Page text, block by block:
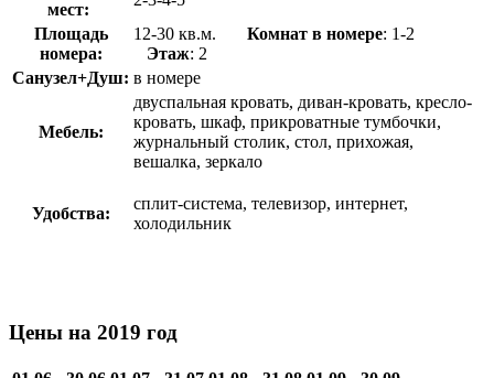
мест:
Площадь
номера:
12-30 кв.м. Комнат в номере: 1-2
Этаж: 2
Санузел+Душ: в номере
Мебель:
двуспальная кровать, диван-кровать, кресло-
кровать, шкаф, прикроватные тумбочки,
журнальный столик, стол, прихожая,
вешалка, зеркало
Удобства:
сплит-система, телевизор, интернет,
холодильник
Цены на 2019 год